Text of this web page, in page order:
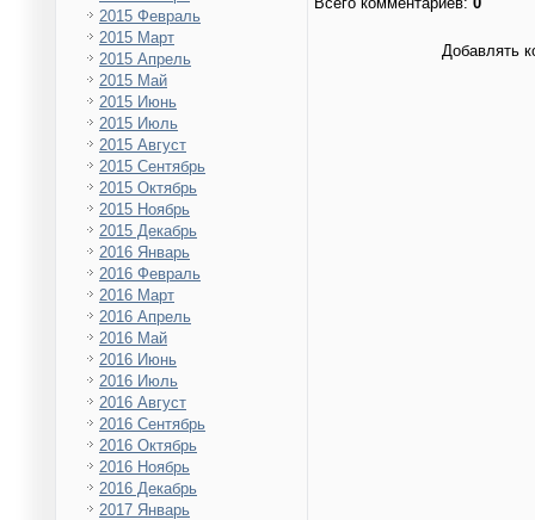
2015 Февраль
2015 Март
2015 Апрель
2015 Май
2015 Июнь
2015 Июль
2015 Август
2015 Сентябрь
2015 Октябрь
2015 Ноябрь
2015 Декабрь
2016 Январь
2016 Февраль
2016 Март
2016 Апрель
2016 Май
2016 Июнь
2016 Июль
2016 Август
2016 Сентябрь
2016 Октябрь
2016 Ноябрь
2016 Декабрь
2017 Январь
Добавлять